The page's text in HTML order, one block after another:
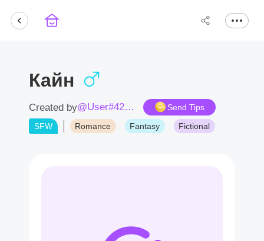
Кайн
Created by @User#4290Es
Send Tips
SFW
Romance Fantasy Fictional